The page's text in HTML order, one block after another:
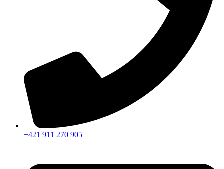
+421 911 270 905